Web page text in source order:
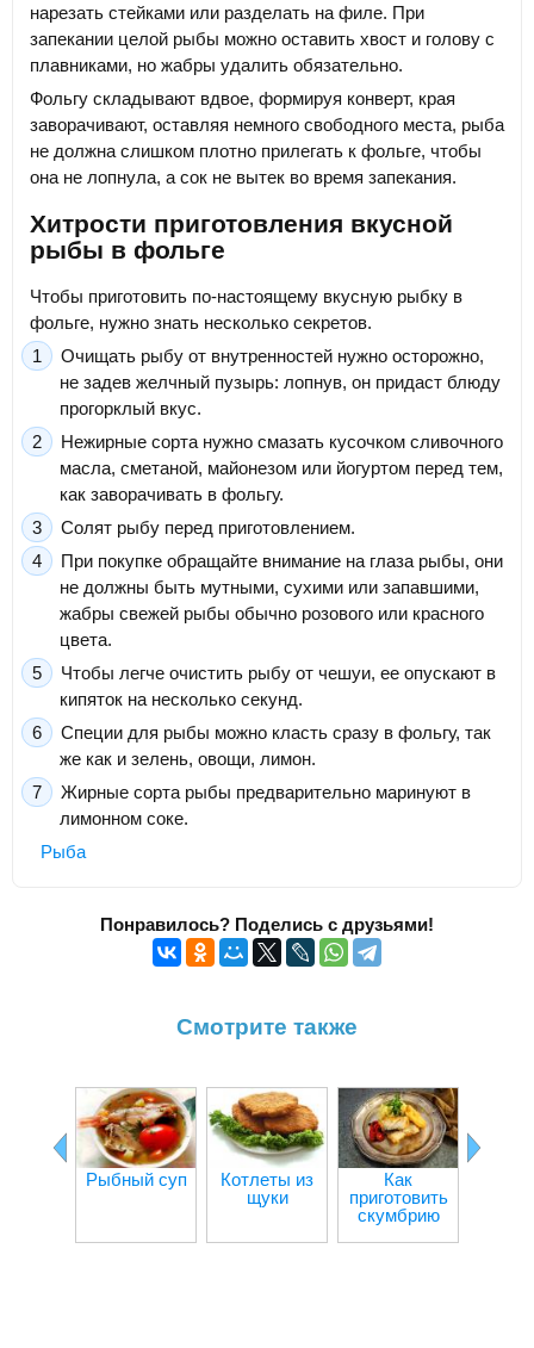
нарезать стейками или разделать на филе. При
запекании целой рыбы можно оставить хвост и голову с
плавниками, но жабры удалить обязательно.
Фольгу складывают вдвое, формируя конверт, края
заворачивают, оставляя немного свободного места, рыба
не должна слишком плотно прилегать к фольге, чтобы
она не лопнула, а сок не вытек во время запекания.
Хитрости приготовления вкусной
рыбы в фольге
Чтобы приготовить по-настоящему вкусную рыбку в
фольге, нужно знать несколько секретов.
Очищать рыбу от внутренностей нужно осторожно,
не задев желчный пузырь: лопнув, он придаст блюду
прогорклый вкус.
Нежирные сорта нужно смазать кусочком сливочного
масла, сметаной, майонезом или йогуртом перед тем,
как заворачивать в фольгу.
Солят рыбу перед приготовлением.
При покупке обращайте внимание на глаза рыбы, они
не должны быть мутными, сухими или запавшими,
жабры свежей рыбы обычно розового или красного
цвета.
Чтобы легче очистить рыбу от чешуи, ее опускают в
кипяток на несколько секунд.
Специи для рыбы можно класть сразу в фольгу, так
же как и зелень, овощи, лимон.
Жирные сорта рыбы предварительно маринуют в
лимонном соке.
Рыба
Понравилось? Поделись с друзьями!
Смотрите также
Рыбный суп
Котлеты из
щуки
Как
приготовить
скумбрию